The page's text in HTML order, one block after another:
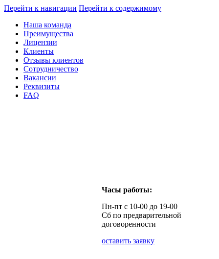
Перейти к навигации Перейти к содержимому
Наша команда
Преимущества
Лицензии
Клиенты
Отзывы клиентов
Сотрудничество
Вакансии
Реквизиты
FAQ
Часы работы:
Пн-пт с 10-00 до 19-00
Сб по предварительной
договоренности
оставить заявку